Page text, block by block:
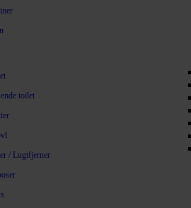
toilet
/ Lugtfjerner